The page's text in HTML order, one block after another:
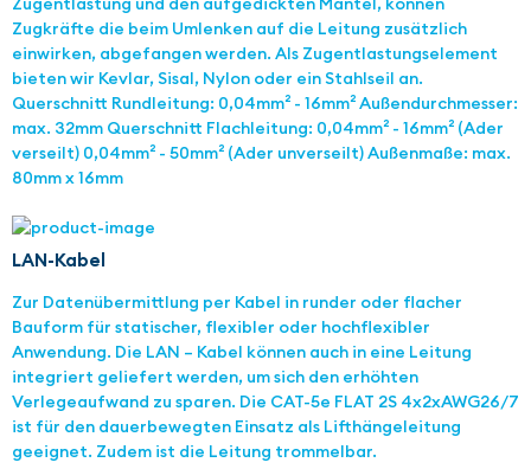
Zugkräfte die beim Umlenken auf die Leitung zusätzlich
einwirken, abgefangen werden. Als Zugentlastungselement
bieten wir Kevlar, Sisal, Nylon oder ein Stahlseil an.
Querschnitt Rundleitung: 0,04mm² - 16mm² Außendurchmesser:
max. 32mm Querschnitt Flachleitung: 0,04mm² - 16mm² (Ader
verseilt) 0,04mm² - 50mm² (Ader unverseilt) Außenmaße: max.
80mm x 16mm
LAN-Kabel
Zur Datenübermittlung per Kabel in runder oder flacher
Bauform für statischer, flexibler oder hochflexibler
Anwendung. Die LAN – Kabel können auch in eine Leitung
integriert geliefert werden, um sich den erhöhten
Verlegeaufwand zu sparen. Die CAT-5e FLAT 2S 4x2xAWG26/7
ist für den dauerbewegten Einsatz als Lifthängeleitung
geeignet. Zudem ist die Leitung trommelbar.